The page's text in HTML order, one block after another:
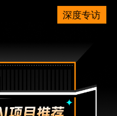
深度专访